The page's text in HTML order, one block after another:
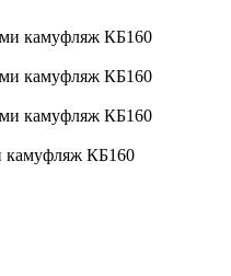
камуфляж КБ160